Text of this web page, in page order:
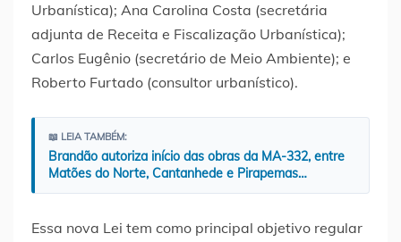
Urbanística); Ana Carolina Costa (secretária
adjunta de Receita e Fiscalização Urbanística);
Carlos Eugênio (secretário de Meio Ambiente); e
Roberto Furtado (consultor urbanístico).
📖 LEIA TAMBÉM:
Brandão autoriza início das obras da MA-332, entre
Matões do Norte, Cantanhede e Pirapemas…
Essa nova Lei tem como principal objetivo regular